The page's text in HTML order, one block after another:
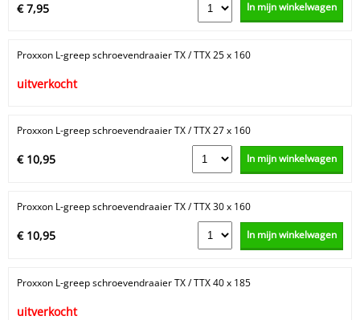
€ 7,95 In mijn winkelwagen
Proxxon L-greep schroevendraaier TX / TTX 25 x 160
uitverkocht
Proxxon L-greep schroevendraaier TX / TTX 27 x 160
€ 10,95 In mijn winkelwagen
Proxxon L-greep schroevendraaier TX / TTX 30 x 160
€ 10,95 In mijn winkelwagen
Proxxon L-greep schroevendraaier TX / TTX 40 x 185
uitverkocht